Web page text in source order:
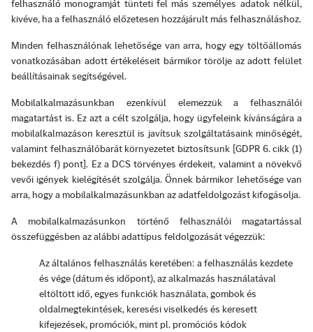
felhasználó monogramját tünteti fel más személyes adatok nélkül,
kivéve, ha a felhasználó előzetesen hozzájárult más felhasználáshoz.
Minden felhasználónak lehetősége van arra, hogy egy töltőállomás
vonatkozásában adott értékeléseit bármikor törölje az adott felület
beállításainak segítségével.
Mobilalkalmazásunkban ezenkívül elemezzük a felhasználói
magatartást is. Ez azt a célt szolgálja, hogy ügyfeleink kívánságára a
mobilalkalmazáson keresztül is javítsuk szolgáltatásaink minőségét,
valamint felhasználóbarát környezetet biztosítsunk [GDPR 6. cikk (1)
bekezdés f) pont]. Ez a DCS törvényes érdekeit, valamint a növekvő
vevői igények kielégítését szolgálja. Önnek bármikor lehetősége van
arra, hogy a mobilalkalmazásunkban az adatfeldolgozást kifogásolja.
A mobilalkalmazásunkon történő felhasználói magatartással
összefüggésben az alábbi adattípus feldolgozását végezzük:
Az általános felhasználás keretében: a felhasználás kezdete
és vége (dátum és időpont), az alkalmazás használatával
eltöltött idő, egyes funkciók használata, gombok és
oldalmegtekintések, keresési viselkedés és keresett
kifejezések, promóciók, mint pl. promóciós kódok